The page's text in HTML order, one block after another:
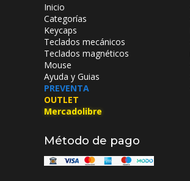
Inicio
Categorías
Keycaps
Teclados mecánicos
Teclados magnéticos
Mouse
Ayuda y Guias
PREVENTA
OUTLET
Mercadolibre
Método de pago